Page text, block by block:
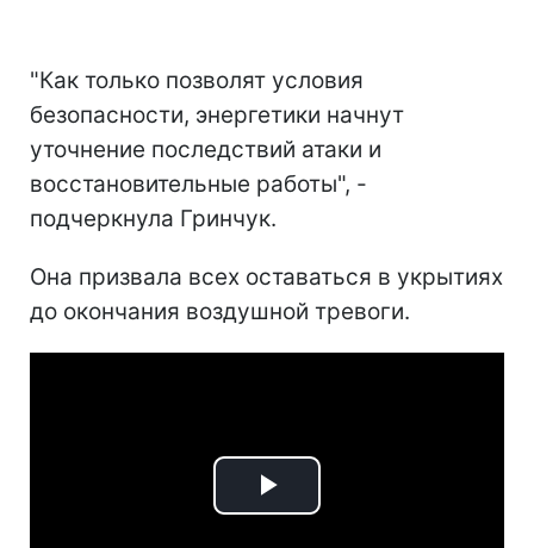
"Как только позволят условия
безопасности, энергетики начнут
уточнение последствий атаки и
восстановительные работы", -
подчеркнула Гринчук.
Она призвала всех оставаться в укрытиях
до окончания воздушной тревоги.
Play